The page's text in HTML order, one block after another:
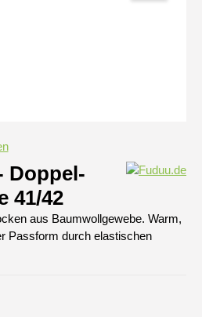
Doppel-
41/42
aus Baumwollgewebe. Warm,
Passform durch elastischen